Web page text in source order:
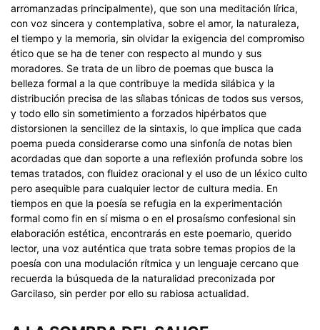
arromanzadas principalmente), que son una meditación lírica,
con voz sincera y contemplativa, sobre el amor, la naturaleza,
el tiempo y la memoria, sin olvidar la exigencia del compromiso
ético que se ha de tener con respecto al mundo y sus
moradores. Se trata de un libro de poemas que busca la
belleza formal a la que contribuye la medida silábica y la
distribución precisa de las sílabas tónicas de todos sus versos,
y todo ello sin sometimiento a forzados hipérbatos que
distorsionen la sencillez de la sintaxis, lo que implica que cada
poema pueda considerarse como una sinfonía de notas bien
acordadas que dan soporte a una reflexión profunda sobre los
temas tratados, con fluidez oracional y el uso de un léxico culto
pero asequible para cualquier lector de cultura media. En
tiempos en que la poesía se refugia en la experimentación
formal como fin en sí misma o en el prosaísmo confesional sin
elaboración estética, encontrarás en este poemario, querido
lector, una voz auténtica que trata sobre temas propios de la
poesía con una modulación rítmica y un lenguaje cercano que
recuerda la búsqueda de la naturalidad preconizada por
Garcilaso, sin perder por ello su rabiosa actualidad.